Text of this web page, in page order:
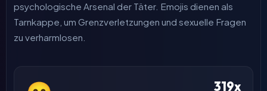
psychologische Arsenal der Täter. Emojis dienen als
Tarnkappe, um Grenzverletzungen und sexuelle Fragen
zu verharmlosen.
319x